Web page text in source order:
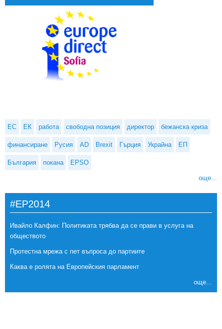
ЕС ЕК работа свободна позиция директор бежанска криза
финансиране Русия AD Brexit Гърция Украйна ЕП
България покана EPSO
още...
#EP2014
Ивайло Калфин: Политиката трябва да се прави в услуга на
обществото
Протестна мрежа с пет въпроса до партиите
Каква е ролята на Европейския парламент
още...